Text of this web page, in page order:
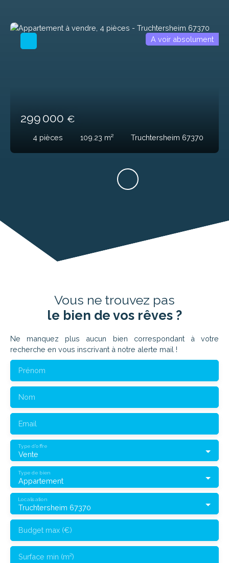
299 000 €
4 pièces 109.23 m² Truchtersheim 67370
A voir absolument
Vous ne trouvez pas
le bien de vos rêves ?
Ne manquez plus aucun bien correspondant à votre
recherche en vous inscrivant à notre alerte mail !
Prénom
Nom
Email
Vente
Type d'offre
Appartement
Type de bien
Truchtersheim 67370
Localisation
Budget max (€)
Surface min (m²)